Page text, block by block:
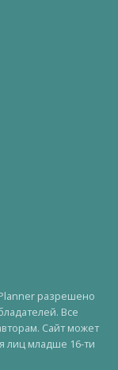
разрешено
Все
Сайт может
лиц младше 16-ти